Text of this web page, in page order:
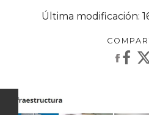
Última modificación: